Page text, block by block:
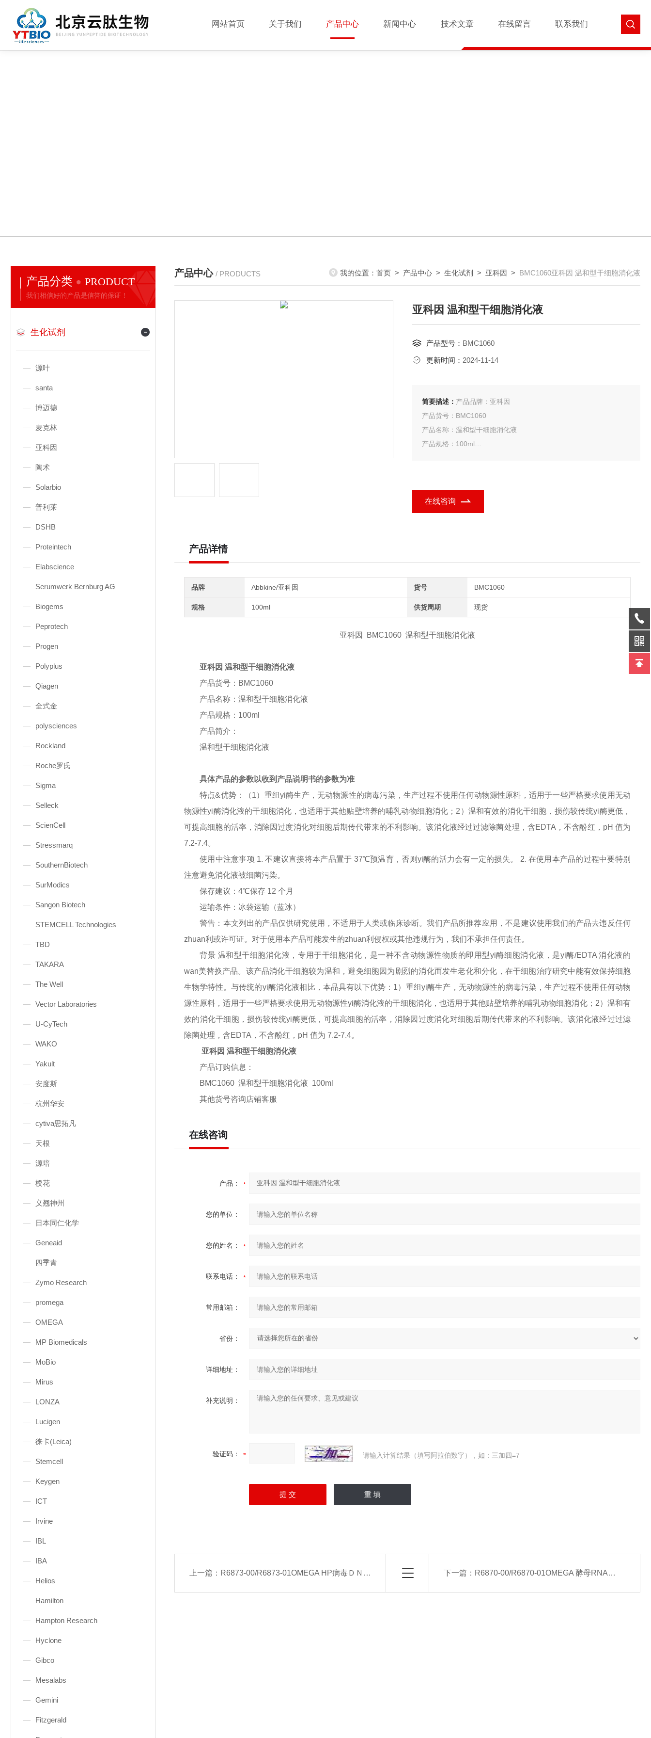
网站首页 关于我们 产品中心 新闻中心 技术文章 在线留言 联系我们
产品分类 PRODUCT
我们相信好的产品是信誉的保证！
生化试剂
源叶
santa
博迈德
麦克林
亚科因
陶术
Solarbio
普利莱
DSHB
Proteintech
Elabscience
Serumwerk Bernburg AG
Biogems
Peprotech
Progen
Polyplus
Qiagen
全式金
polysciences
Rockland
Roche罗氏
Sigma
Selleck
ScienCell
Stressmarq
SouthernBiotech
SurModics
Sangon Biotech
STEMCELL Technologies
TBD
TAKARA
The Well
Vector Laboratories
U-CyTech
WAKO
Yakult
安度斯
杭州华安
cytiva思拓凡
天根
源培
樱花
义翘神州
日本同仁化学
Geneaid
四季青
Zymo Research
promega
OMEGA
MP Biomedicals
MoBio
Mirus
LONZA
Lucigen
徕卡(Leica)
Stemcell
Keygen
ICT
Irvine
IBL
IBA
Helios
Hamilton
Hampton Research
Hyclone
Gibco
Mesalabs
Gemini
Fitzgerald
产品中心 / PRODUCTS 我的位置： 首页 > 产品中心 > 生化试剂 > 亚科因 > BMC1060亚科因 温和型干细胞消化液
亚科因 温和型干细胞消化液
产品型号： BMC1060
更新时间： 2024-11-14
简要描述： 产品品牌：亚科因
产品货号：BMC1060
产品名称：温和型干细胞消化液
产品规格：100ml
在线咨询
产品详情
品牌 Abbkine/亚科因 货号 BMC1060
规格 100ml 供货周期 现货
亚科因 BMC1060 温和型干细胞消化液
亚科因 温和型干细胞消化液
产品货号： BMC1060
产品名称：温和型干细胞消化液
产品规格： 100ml
产品简介：
温和型干细胞消化液
具体产品的参数以收到产品说明书的参数为准
特点&优势：（1）重组yi酶生产，无动物源性的病毒污染，生产过程不使用任何动物源性原料，适用于一些严格要求使用无动
物源性yi酶消化液的干细胞消化，也适用于其他贴壁培养的哺乳动物细胞消化；2）温和有效的消化干细胞，损伤较传统yi酶更低，
可提高细胞的活率，消除因过度消化对细胞后期传代带来的不利影响。该消化液经过过滤除菌处理，含EDTA，不含酚红，pH 值为
7.2-7.4。
使用中注意事项 1. 不建议直接将本产品置于 37℃预温育，否则yi酶的活力会有一定的损失。 2. 在使用本产品的过程中要特别
注意避免消化液被细菌污染。
保存建议： 4℃保存 12 个月
运输条件：冰袋运输（蓝冰）
警告：本文列出的产品仅供研究使用，不适用于人类或临床诊断。我们产品所推荐应用，不是建议使用我们的产品去违反任何
zhuan利或许可证。对于使用本产品可能发生的zhuan利侵权或其他违规行为，我们不承担任何责任。
背景 温和型干细胞消化液，专用于干细胞消化，是一种不含动物源性物质的即用型yi酶细胞消化液，是yi酶/EDTA 消化液的
wan美替换产品。该产品消化干细胞较为温和，避免细胞因为剧烈的消化而发生老化和分化，在干细胞治疗研究中能有效保持细胞
生物学特性。与传统的yi酶消化液相比，本品具有以下优势：1）重组yi酶生产，无动物源性的病毒污染，生产过程不使用任何动物
源性原料，适用于一些严格要求使用无动物源性yi酶消化液的干细胞消化，也适用于其他贴壁培养的哺乳动物细胞消化；2）温和有
效的消化干细胞，损伤较传统yi酶更低，可提高细胞的活率，消除因过度消化对细胞后期传代带来的不利影响。该消化液经过过滤
除菌处理，含EDTA，不含酚红，pH 值为 7.2-7.4。
亚科因 温和型干细胞消化液
产品订购信息：
BMC1060 温和型干细胞消化液 100ml
其他货号咨询店铺客服
在线咨询
产品：
您的单位：
您的姓名：
联系电话：
常用邮箱：
省份：
详细地址：
补充说明：
验证码： 请输入计算结果（填写阿拉伯数字），如：三加四=7
上一篇： R6873-00/R6873-01OMEGA HP病毒ＤＮＡ/ＲＮＡ共提取试剂盒 下一篇： R6870-00/R6870-01OMEGA 酵母RNA小量提取试剂盒-常备现货